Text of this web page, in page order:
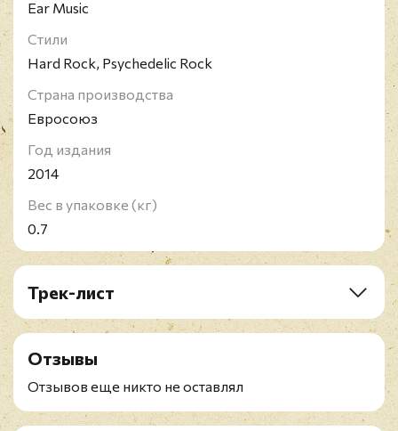
Ear Music
Стили
Hard Rock, Psychedelic Rock
Страна производства
Евросоюз
Год издания
2014
Вес в упаковке (кг)
0.7
Трек-лист
A1 Burn
A2 Gettin' Tighter
B1 Love Child
B2a Smoke On The Water
C1 Lazy
Отзывы
Отзывов еще никто не оставлял